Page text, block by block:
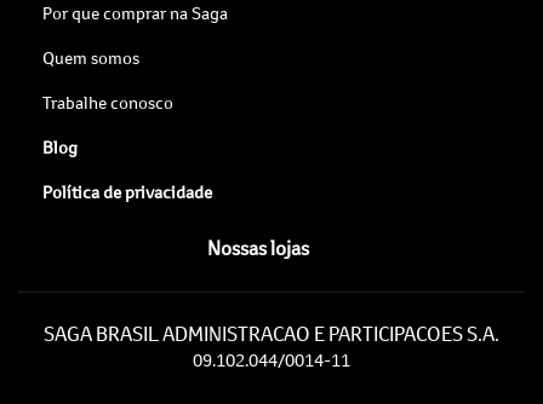
Por que comprar na Saga
Quem somos
Trabalhe conosco
Blog
Política de privacidade
Nossas lojas
SAGA BRASIL ADMINISTRACAO E PARTICIPACOES S.A.
09.102.044/0014-11